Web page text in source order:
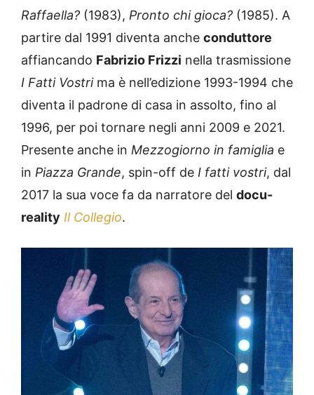
Raffaella? (1983), Pronto chi gioca? (1985). A
partire dal 1991 diventa anche conduttore
affiancando Fabrizio Frizzi nella trasmissione
I Fatti Vostrima è nell’edizione 1993-1994 che
diventa il padrone di casa in assolto, fino al
1996, per poi tornare negli anni 2009 e 2021.
Presente anche in Mezzogiorno in famiglia e
in Piazza Grande, spin-off de I fatti vostri, dal
2017 la sua voce fa da narratore del docu-
reality Il Collegio.